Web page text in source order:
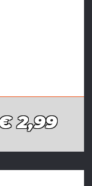
2,99